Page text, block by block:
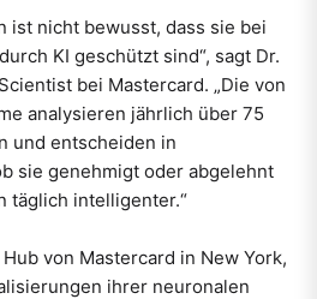
ist nicht bewusst, dass sie bei
KI geschützt sind“, sagt Dr.
bei Mastercard. „Die von
analysieren jährlich über 75
und entscheiden in
sie genehmigt oder abgelehnt
täglich intelligenter.“
von Mastercard in New York,
ihrer neuronalen